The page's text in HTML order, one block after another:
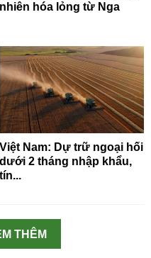
nhiên hóa lỏng từ Nga
Việt Nam: Dự trữ ngoại hối
dưới 2 tháng nhập khẩu,
tín...
THÊM